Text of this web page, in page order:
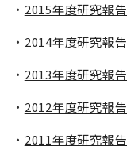
・ 2015年度研究報告
・ 2014年度研究報告
・ 2013年度研究報告
・ 2012年度研究報告
・ 2011年度研究報告